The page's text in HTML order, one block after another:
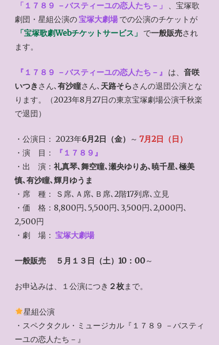
「１７８９ －バスティーユの恋人たち－」
、宝塚歌
劇団・星組公演の宝塚大劇場 での公演のチケットが
「宝塚歌劇Webチケットサービス」 で一般販売され
ます。
『１７８９ －バスティーユの恋人たち－』 は、音咲
いつき さん､ 有沙瞳さん､ 天路そら さんの退団公演とな
ります。（2023年8月27日の東京宝塚劇場公演千秋楽
で退団）
・公演日： 2023年6月2日（金） ～ 7月2日（日）
・演 目：
『１７８９』
・出 演： 礼真琴､舞空瞳､瀬央ゆりあ､暁千星､極美
慎､有沙瞳､輝月ゆうま
・席 種： Ｓ席､Ａ席､Ｂ席､2階17列席､立見
・価 格：8,800円､5,500円､3,500円､2,000円､
2,500円
・劇 場： 宝塚大劇場
一般販売 ５月１３日（土）10：00～
お申込みは、１公演につき ２枚まで。
星組公演
・スペクタクル・ミュージカル『１７８９ －バスティ
ーユの恋人たち－』